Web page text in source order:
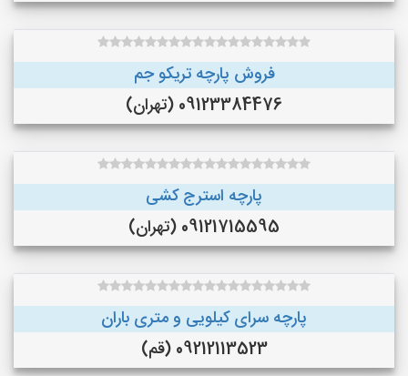
فروش پارچه تریکو جم
09123384476 (تهران)
پارچه استرج کشی
09121715595 (تهران)
پارچه سرای کیلویی و متری باران
09212113523 (قم)